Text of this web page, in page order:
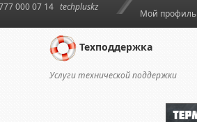
Мой профиль
000 07 14 techpluskz
Техподдержка
Услуги технической поддержки